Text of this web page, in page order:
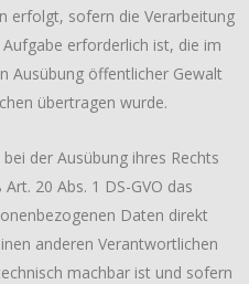
erfolgt, sofern die Verarbeitung
erforderlich ist, die im
Ausübung öffentlicher Gewalt
übertragen wurde.
der Ausübung ihres Rechts
20 Abs. 1 DS-GVO das
Daten direkt
anderen Verantwortlichen
machbar ist und sofern